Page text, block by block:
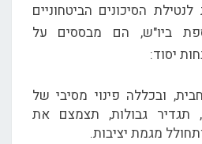
הסיכונים הביטחוניים
ביו"ש, הם מבססים על
יסוד:
ובכללה פינוי מסיבי של
תגדיר גבולות, תצמצם את
מגמת יציבות.